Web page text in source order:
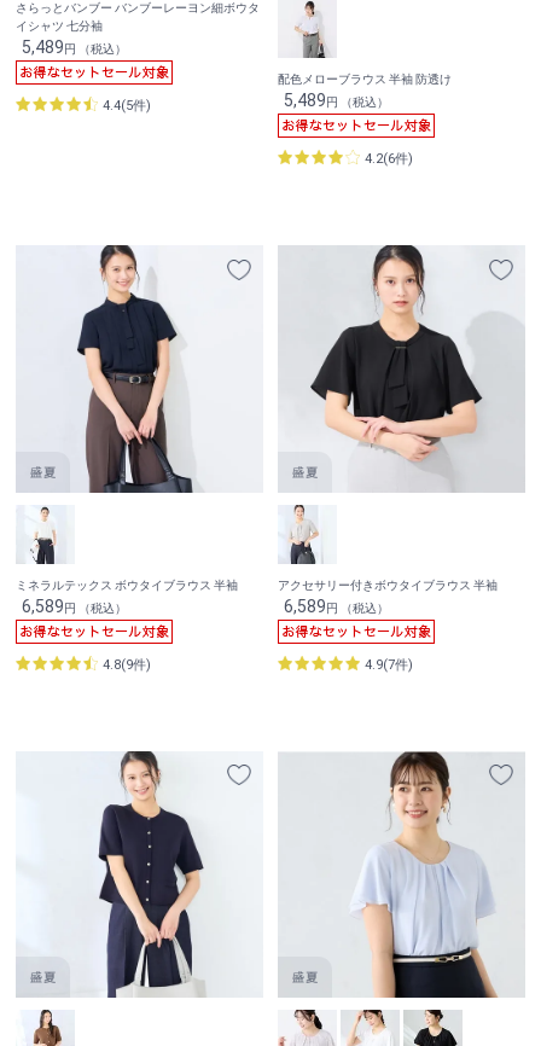
さらっとバンブー バンブーレーヨン細ボウタ
イシャツ 七分袖
5,489円 （税込）
4.4(5件)
配色メローブラウス 半袖 防透け
5,489円 （税込）
4.2(6件)
ミネラルテックス ボウタイブラウス 半袖
6,589円 （税込）
4.8(9件)
アクセサリー付きボウタイブラウス 半袖
6,589円 （税込）
4.9(7件)